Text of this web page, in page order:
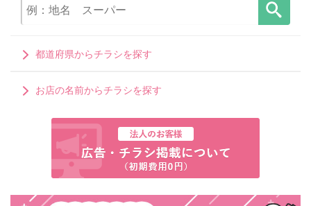
都道府県からチラシを探す
お店の名前からチラシを探す